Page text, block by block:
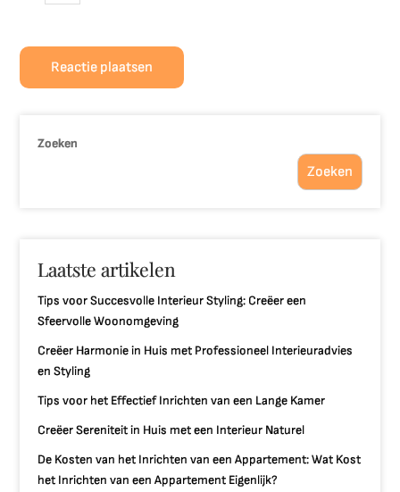
Zoeken
Zoeken
Laatste artikelen
Tips voor Succesvolle Interieur Styling: Creëer een
Sfeervolle Woonomgeving
Creëer Harmonie in Huis met Professioneel Interieuradvies
en Styling
Tips voor het Effectief Inrichten van een Lange Kamer
Creëer Sereniteit in Huis met een Interieur Naturel
De Kosten van het Inrichten van een Appartement: Wat Kost
het Inrichten van een Appartement Eigenlijk?